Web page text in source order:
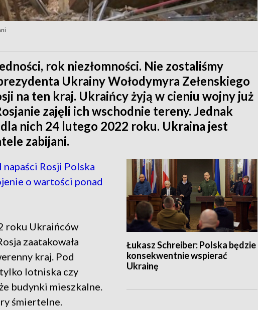
rok niezłomności. Nie zostaliśmy
Ukrainy Wołodymyra Zełenskiego
na ten kraj. Ukraińcy żyją w cieniu wojny już
zajęli ich wschodnie tereny. Jednak
dla nich 24 lutego 2022 roku. Ukraina jest
zabijani.
Łukasz Schreiber: Polska będzie
konsekwentnie wspierać
Ukrainę
Rosji Polska
o wartości ponad
roku Ukraińców
zaatakowała
kraj. Pod
tylko lotniska czy
budynki mieszkalne.
śmiertelne.